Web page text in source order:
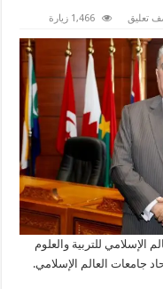
تعليق 1,466 زيارة
الإسلامي للتربية والعلوم
جامعات العالم الإسلامي.